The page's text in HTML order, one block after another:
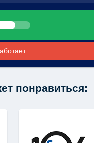
понравиться: